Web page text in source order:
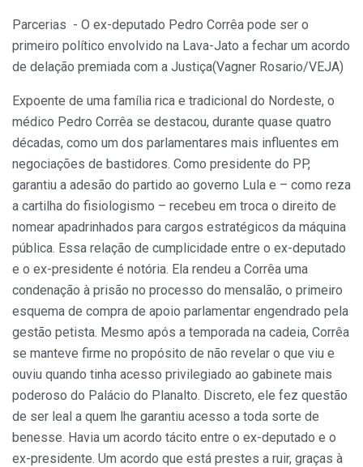
Parcerias - O ex-deputado Pedro Corrêa pode ser o
primeiro político envolvido na Lava-Jato a fechar um acordo
de delação premiada com a Justiça(Vagner Rosario/VEJA)
Expoente de uma família rica e tradicional do Nordeste, o
médico Pedro Corrêa se destacou, durante quase quatro
décadas, como um dos parlamentares mais influentes em
negociações de bastidores. Como presidente do PP,
garantiu a adesão do partido ao governo Lula e – como reza
a cartilha do fisiologismo – recebeu em troca o direito de
nomear apadrinhados para cargos estratégicos da máquina
pública. Essa relação de cumplicidade entre o ex-deputado
e o ex-presidente é notória. Ela rendeu a Corrêa uma
condenação à prisão no processo do mensalão, o primeiro
esquema de compra de apoio parlamentar engendrado pela
gestão petista. Mesmo após a temporada na cadeia, Corrêa
se manteve firme no propósito de não revelar o que viu e
ouviu quando tinha acesso privilegiado ao gabinete mais
poderoso do Palácio do Planalto. Discreto, ele fez questão
de ser leal a quem lhe garantiu acesso a toda sorte de
benesse. Havia um acordo tácito entre o ex-deputado e o
ex-presidente. Um acordo que está prestes a ruir, graças à